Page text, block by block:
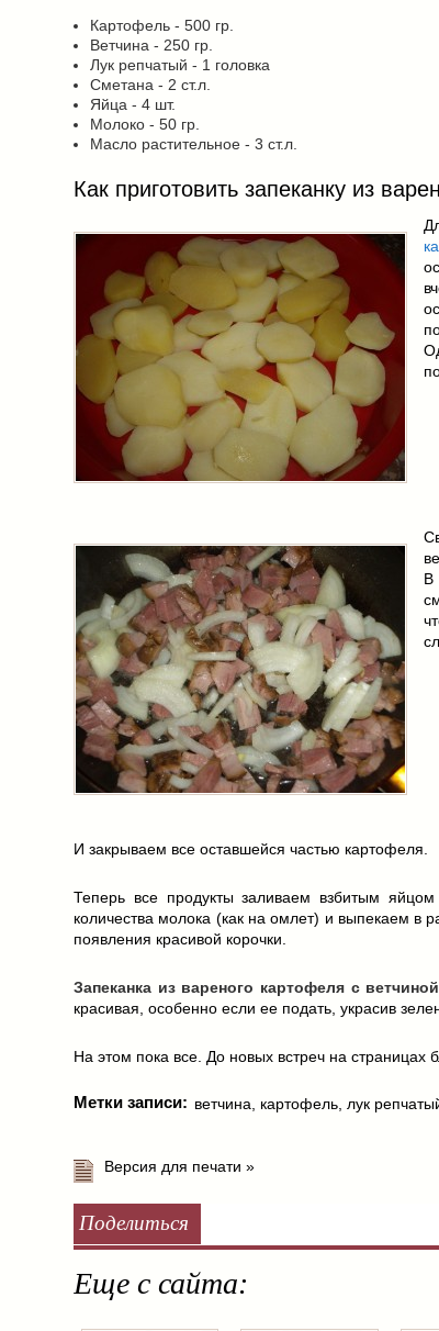
Картофель - 500 гр.
Ветчина - 250 гр.
Лук репчатый - 1 головка
Сметана - 2 ст.л.
Яйца - 4 шт.
Молоко - 50 гр.
Масло растительное - 3 ст.л.
Как приготовить запеканку из
В
И закрываем все оставшейся частью картофеля.
Теперь все продукты заливаем взбитым
количества молока (как на омлет) и выпекаем в
появления красивой корочки.
Запеканка из вареного картофеля с ветчиной
красивая, особенно если ее подать, украсив
На этом пока все. До новых встреч на страницах
Метки записи: ветчина картофель лук
Версия для печати »
Поделиться
Еще с сайта: